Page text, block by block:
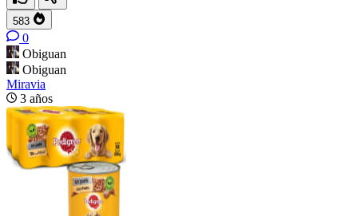
583
0
Obiguan
Obiguan
Miravia
3 años